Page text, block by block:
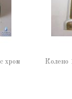
хром
Колено